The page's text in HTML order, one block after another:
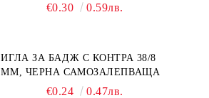
€0.30 0.59лв.
ИГЛА ЗА БАДЖ С КОНТРА 38/8
ММ, ЧЕРНА САМОЗАЛЕПВАЩА
€0.24 0.47лв.